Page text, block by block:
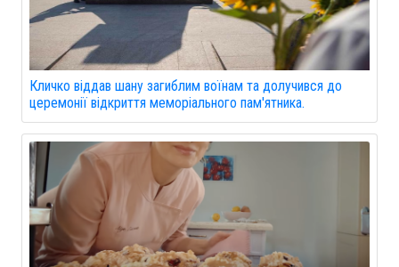
Кличко віддав шану загиблим воїнам та долучився до
церемонії відкриття меморіального пам'ятника.